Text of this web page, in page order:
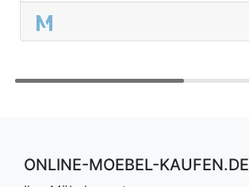
ONLINE-MOEBEL-KAUFEN.DE